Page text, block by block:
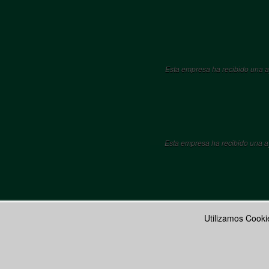
Esta empresa ha recibido una
Esta empresa ha recibido una
Utilizamos